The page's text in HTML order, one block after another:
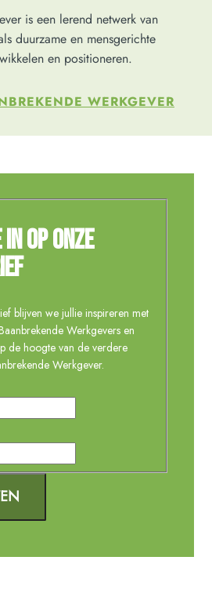
is een lerend netwerk van
duurzame en mensgerichte
en positioneren.
WERKGEVER